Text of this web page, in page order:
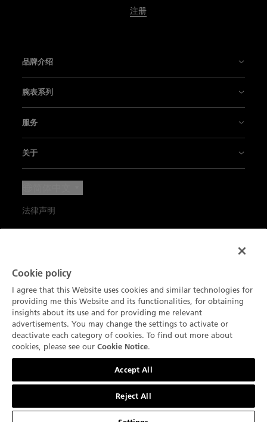
联系我们
注册
品牌介绍
宝珀大事记
宝珀制表厂
我们以创新为传统
宝珀与生活艺术
Lettres du Brassus
腕表系列
Air Command空军司令系列
经典系列
Ladybird贝蒂女士系列
产品搜索
服务
销售点
联系我们
预约
产品目录
关于
职业生涯
环境数据
网站地图
法律声明
Cookie 声明
Cookie 设置
Cookie policy
I agree that this Website uses cookies and similar technologies for
providing me this Website and its functionalities, for obtaining
insights about its use and for providing me relevant
advertisements. You may change the settings to activate or
deactivate each category of cookies. To find out more about
cookies, please see our Cookie Notice.
Accept All
Reject All